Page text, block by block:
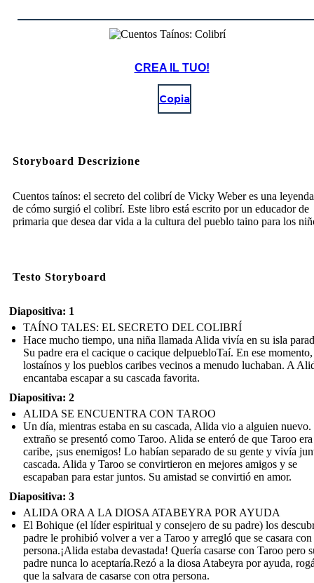
CREA IL TUO!
Copia
Storyboard Descrizione
Cuentos taínos: el secreto del colibrí de Vicky Weber es una
de cómo surgió el colibrí. Este libro está escrito por un educador de
primaria que desea dar vida a la cultura del pueblo taino para los
Testo Storyboard
Diapositiva: 1
TAÍNO TALES: EL SECRETO DEL COLIBRÍ
Hace mucho tiempo, una niña llamada Alida vivía en su isla
Su padre era el cacique o cacique delpuebloTaí. En ese momento,
lostaínos y los pueblos caribes vecinos a menudo luchaban. A
encantaba escapar a su cascada favorita.
Diapositiva: 2
ALIDA SE ENCUENTRA CON TAROO
Un día, mientras estaba en su cascada, Alida vio a alguien
extraño se presentó como Taroo. Alida se enteró de que Taroo era
caribe, ¡sus enemigos! Lo habían separado de su gente y vivía
cascada. Alida y Taroo se convirtieron en mejores amigos y se
escapaban para estar juntos. Su amistad se convirtió en amor.
Diapositiva: 3
ALIDA ORA A LA DIOSA ATABEYRA POR AYUDA
El Bohique (el líder espiritual y consejero de su padre) los
padre le prohibió volver a ver a Taroo y arregló que se casara con
persona.¡Alida estaba devastada! Quería casarse con Taroo pero
padre nunca lo aceptaría.Rezó a la diosa Atabeyra por ayuda,
que la salvara de casarse con otra persona.